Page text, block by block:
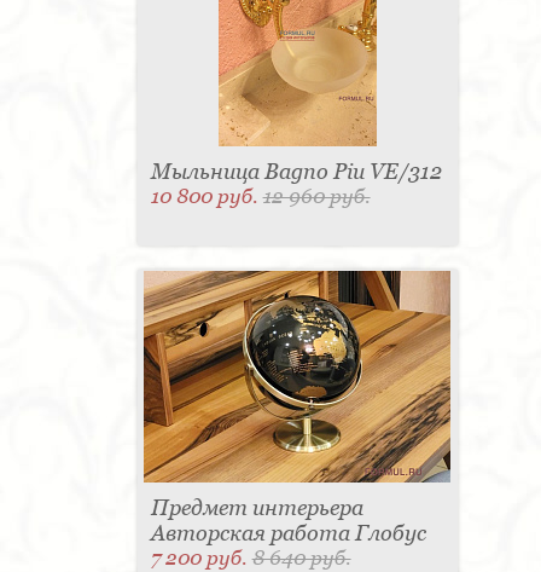
Мыльница Bagno Piu VE/312
10 800 руб.12 960 руб.
Предмет интерьера
Авторская работа Глобус
7 200 руб.8 640 руб.